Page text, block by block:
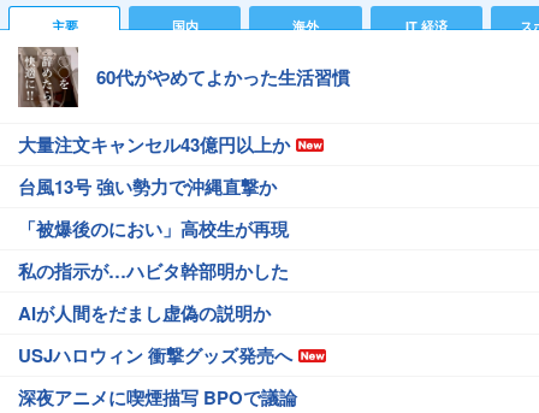
主要 国内 海外 IT 経済 ス
60代がやめてよかった生活習慣
大量注文キャンセル43億円以上か
台風13号 強い勢力で沖縄直撃か
「被爆後のにおい」高校生が再現
私の指示が…ハビタ幹部明かした
AIが人間をだまし虚偽の説明か
USJハロウィン 衝撃グッズ発売へ
深夜アニメに喫煙描写 BPOで議論